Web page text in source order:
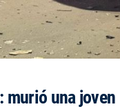
murió una